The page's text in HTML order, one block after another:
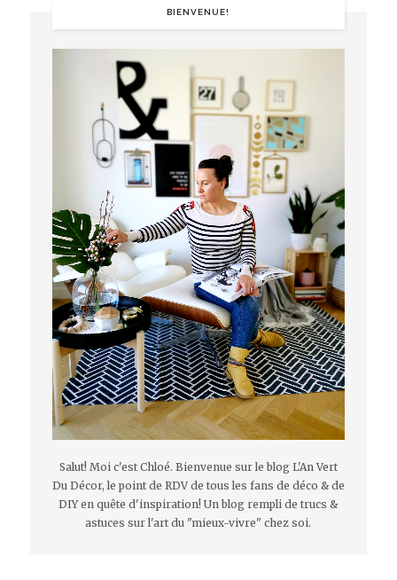
BIENVENUE!
Salut! Moi c'est Chloé. Bienvenue sur le blog L'An Vert
Du Décor, le point de RDV de tous les fans de déco & de
DIY en quête d'inspiration! Un blog rempli de trucs &
astuces sur l'art du "mieux-vivre" chez soi.